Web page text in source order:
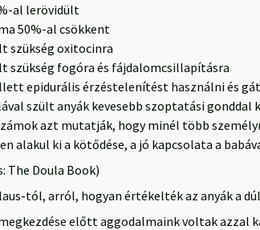
al lerövidült
50%-al csökkent
szükség oxitocinra
szükség fogóra és fájdalomcsillapításra
epidurális érzéstelenítést használni és
szült anyák kevesebb szoptatási gonddal
azt mutatják, hogy minél több
alakul ki a kötődése, a jó kapcsolata a
The Doula Book)
tól, arról, hogyan értékelték az anyák a
előtt aggodalmaink voltak